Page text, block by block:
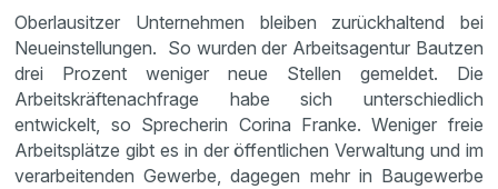
Oberlausitzer Unternehmen bleiben zurückhaltend bei
Neueinstellungen. So wurden der Arbeitsagentur Bautzen
drei Prozent weniger neue Stellen gemeldet. Die
Arbeitskräftenachfrage habe sich unterschiedlich
entwickelt, so Sprecherin Corina Franke. Weniger freie
Arbeitsplätze gibt es in der öffentlichen Verwaltung und im
verarbeitenden Gewerbe, dagegen mehr in Baugewerbe